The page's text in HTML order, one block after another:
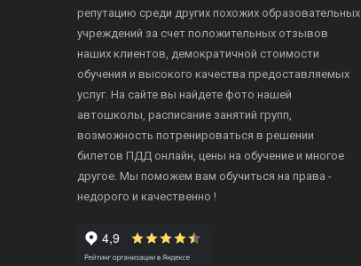
репутацию среди других похожих образовательных
учреждений за счет положительных отзывов
наших клиентов, демократичной стоимости
обучения и высокого качества предоставляемых
услуг. На сайте вы найдете фото нашей
автошколы, расписание занятий групп,
возможность потренироваться в решении
билетов ПДД онлайн, цены на обучение и многое
другое. Мы поможем вам обучиться на права -
недорого и качественно !